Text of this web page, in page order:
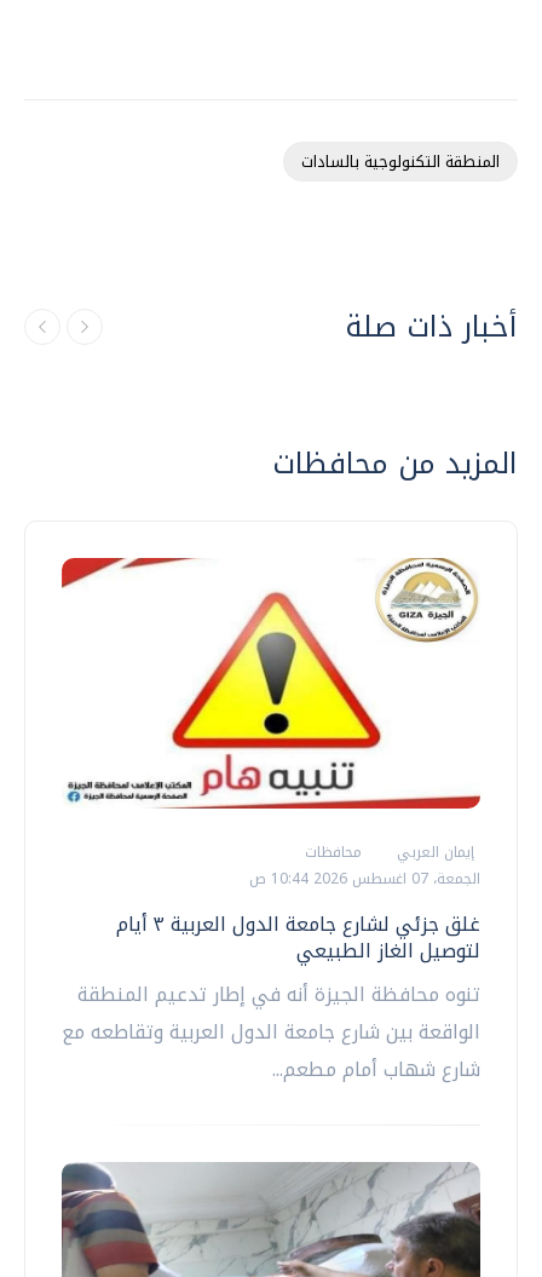
المنطقة التكنولوجية بالسادات
أخبار ذات صلة
المزيد من محافظات
إيمان العربي
محافظات
الجمعة، 07 اغسطس 2026 10:44 ص
غلق جزئي لشارع جامعة الدول العربية ٣ أيام
لتوصيل الغاز الطبيعي
تنوه محافظة الجيزة أنه في إطار تدعيم المنطقة
الواقعة بين شارع جامعة الدول العربية وتقاطعه مع
شارع شهاب أمام مطعم...